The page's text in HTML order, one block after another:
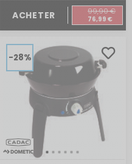
ACHETER 99,90 €
76,99 €
-28%